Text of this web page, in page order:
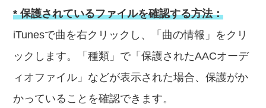
* 保護されているファイルを確認する方法：
iTunesで曲を右クリックし、「曲の情報」をクリ
ックします。「種類」で「保護されたAACオーデ
ィオファイル」などが表示された場合、保護がか
かっていることを確認できます。